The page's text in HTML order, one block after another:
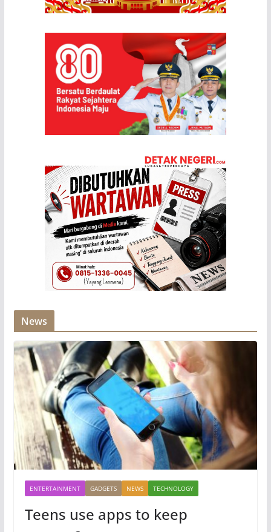
News
ENTERTAINMENT GADGETS NEWS TECHNOLOGY
Teens use apps to keep